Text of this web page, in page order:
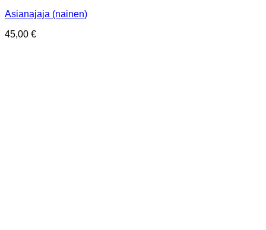
Asianajaja (nainen)
45,00 €